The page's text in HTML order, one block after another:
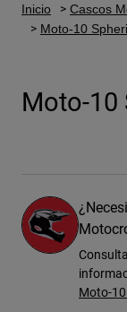
Lifestyle
Explora Moto
Retro
Explora Bike
Urban
BMX
Inicio Cascos
Moto-10
Moto-10
Moto-